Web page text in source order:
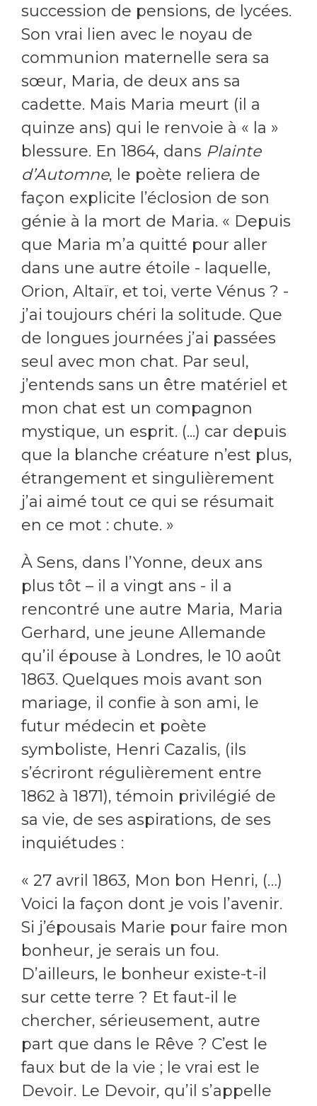
succession de pensions, de lycées.
Son vrai lien avec le noyau de
communion maternelle sera sa
sœur, Maria, de deux ans sa
cadette. Mais Maria meurt (il a
quinze ans) qui le renvoie à « la »
blessure. En 1864, dans Plainte
d’Automne, le poète reliera de
façon explicite l’éclosion de son
génie à la mort de Maria. « Depuis
que Maria m’a quitté pour aller
dans une autre étoile - laquelle,
Orion, Altaïr, et toi, verte Vénus ? -
j’ai toujours chéri la solitude. Que
de longues journées j’ai passées
seul avec mon chat. Par seul,
j’entends sans un être matériel et
mon chat est un compagnon
mystique, un esprit. (...) car depuis
que la blanche créature n’est plus,
étrangement et singulièrement
j’ai aimé tout ce qui se résumait
en ce mot : chute. »
À Sens, dans l’Yonne, deux ans
plus tôt – il a vingt ans - il a
rencontré une autre Maria, Maria
Gerhard, une jeune Allemande
qu’il épouse à Londres, le 10 août
1863. Quelques mois avant son
mariage, il confie à son ami, le
futur médecin et poète
symboliste, Henri Cazalis, (ils
s’écriront régulièrement entre
1862 à 1871), témoin privilégié de
sa vie, de ses aspirations, de ses
inquiétudes :
« 27 avril 1863, Mon bon Henri, (…)
Voici la façon dont je vois l’avenir.
Si j’épousais Marie pour faire mon
bonheur, je serais un fou.
D’ailleurs, le bonheur existe-t-il
sur cette terre ? Et faut-il le
chercher, sérieusement, autre
part que dans le Rêve ? C’est le
faux but de la vie ; le vrai est le
Devoir. Le Devoir, qu’il s’appelle